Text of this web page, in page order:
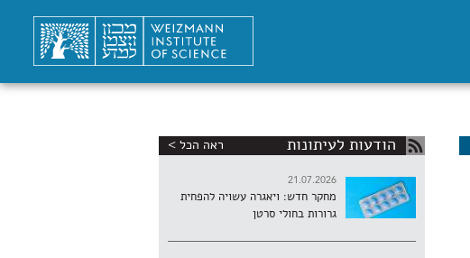
הודעות לעיתונות ראה הכל >
21.07.2026
מחקר חדש: ויאגרה עשויה להפחית
גרורות בחולי סרטן